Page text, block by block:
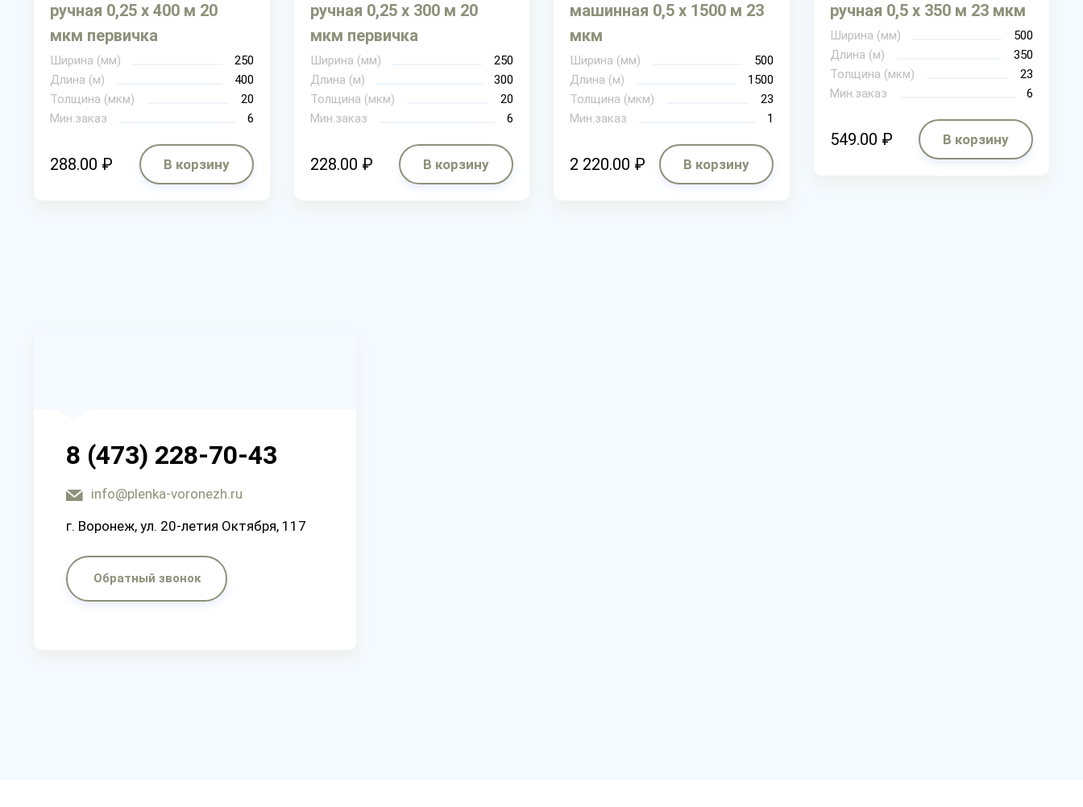
ручная 0,25 х 400 м 20
мкм первичка
Ширина (мм)
250
Длина (м)
400
Толщина (мкм)
20
Мин.заказ
6
288.00 ₽ В корзину
ручная 0,25 х 300 м 20
мкм первичка
Ширина (мм)
250
Длина (м)
300
Толщина (мкм)
20
Мин.заказ
6
228.00 ₽ В корзину
машинная 0,5 х 1500 м 23
мкм
Ширина (мм)
500
Длина (м)
1500
Толщина (мкм)
23
Мин.заказ
1
2 220.00 ₽ В корзину
ручная 0,5 х 350 м 23 мкм
Ширина (мм)
500
Длина (м)
350
Толщина (мкм)
23
Мин.заказ
6
549.00 ₽ В корзину
8 (473) 228-70-43
info@plenka-voronezh.ru
г. Воронеж, ул. 20-летия Октября, 117
Обратный звонок